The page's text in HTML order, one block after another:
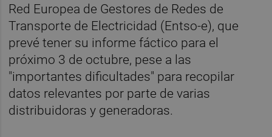
Red Europea de Gestores de Redes de
Transporte de Electricidad (Entso-e), que
prevé tener su informe fáctico para el
próximo 3 de octubre, pese a las
"importantes dificultades" para recopilar
datos relevantes por parte de varias
distribuidoras y generadoras.